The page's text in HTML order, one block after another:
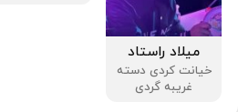
میلاد راستاد
خیانت کردی دسته
غریبه گردی